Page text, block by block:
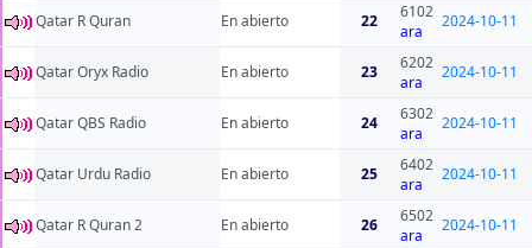
Qatar R Quran En abierto 22
6102
ara
2024-10-11
Qatar Oryx Radio En abierto 23
6202
ara
2024-10-11
Qatar QBS Radio En abierto 24
6302
ara
2024-10-11
Qatar Urdu Radio En abierto 25
6402
ara
2024-10-11
Qatar R Quran 2 En abierto 26
6502
ara
2024-10-11